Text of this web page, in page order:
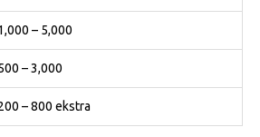
– 5,000
– 3,000
– 800 ekstra